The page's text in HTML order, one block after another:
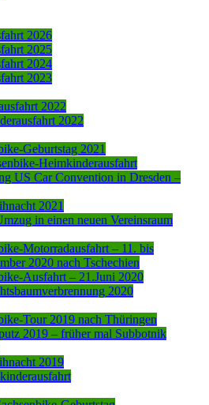
2026
2025
2024
2023
2022
2022
Geburtstag 2021
Heimkinderausfahrt
US Car Convention in Dresden –
2021
in einen neuen Vereinsraum
Motorradausfahrt – 11. bis
2020 nach Tschechien
Ausfahrt – 21.Juni 2020
2020
Tour 2019 nach Thüringen
2019 – früher mal Subbotnik
2019